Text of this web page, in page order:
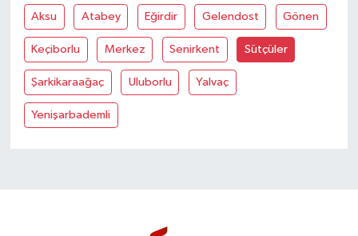
Aksu Atabey Eğirdir Gelendost Gönen
Keçiborlu Merkez Senirkent Sütçüler
Şarkikaraağaç Uluborlu Yalvaç
Yenişarbademli